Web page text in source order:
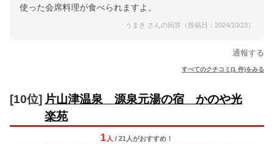
使った会席料理が食べられますよ。
うまき さんの回答（投稿日：2024/10/23）
通報する
すべてのクチコミ(1 件)をみる
[10位] 片山津温泉 源泉元湯の宿 かのや光
楽苑
1 人 / 21人がおすすめ！